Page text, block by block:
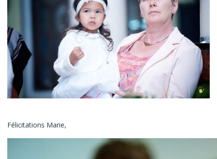
Félicitations Marie,